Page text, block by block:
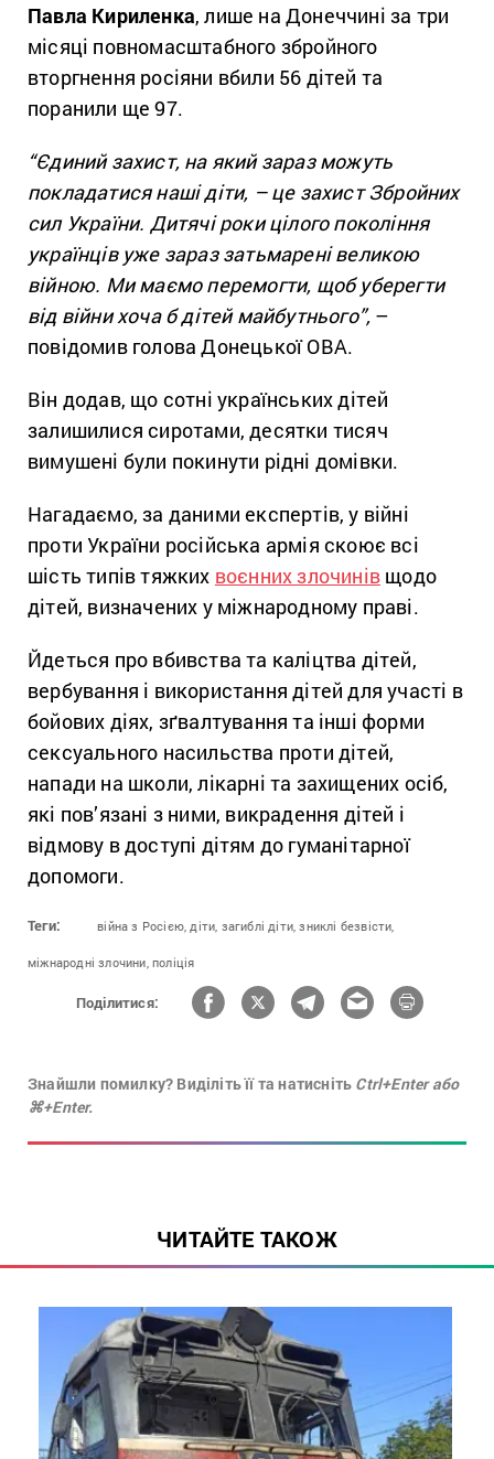
Павла Кириленка, лише на Донеччині за три
місяці повномасштабного збройного
вторгнення росіяни вбили 56 дітей та
поранили ще 97.
“Єдиний захист, на який зараз можуть
покладатися наші діти, – це захист Збройних
сил України. Дитячі роки цілого покоління
українців уже зараз затьмарені великою
війною. Ми маємо перемогти, щоб уберегти
від війни хоча б дітей майбутнього”, –
повідомив голова Донецької ОВА.
Він додав, що сотні українських дітей
залишилися сиротами, десятки тисяч
вимушені були покинути рідні домівки.
Нагадаємо, за даними експертів, у війні
проти України російська армія скоює всі
шість типів тяжких воєнних злочинів щодо
дітей, визначених у міжнародному праві.
Йдеться про вбивства та каліцтва дітей,
вербування і використання дітей для участі в
бойових діях, зґвалтування та інші форми
сексуального насильства проти дітей,
напади на школи, лікарні та захищених осіб,
які пов’язані з ними, викрадення дітей і
відмову в доступі дітям до гуманітарної
допомоги.
Теги: війна з Росією, діти, загиблі діти, зниклі безвісти,
міжнародні злочини, поліція
Поділитися:
Знайшли помилку? Виділіть її та натисніть Ctrl+Enter або
⌘+Enter.
ЧИТАЙТЕ ТАКОЖ